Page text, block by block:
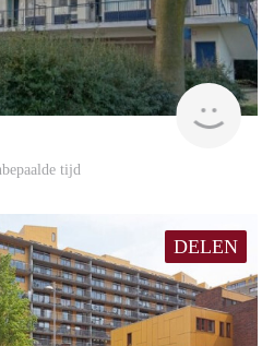
tijd
DELEN